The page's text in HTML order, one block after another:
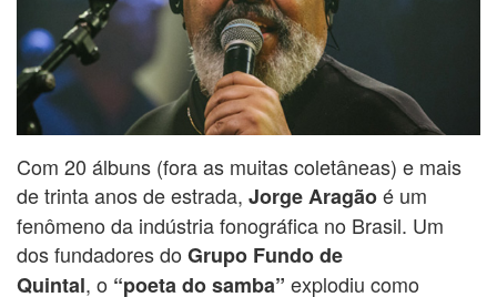
Com 20 álbuns (fora as muitas coletâneas) e mais
de trinta anos de estrada, Jorge Aragãoé um
fenômeno da indústria fonográfica no Brasil. Um
dos fundadores do Grupo Fundo de
Quintal, o “poeta do samba” explodiu como